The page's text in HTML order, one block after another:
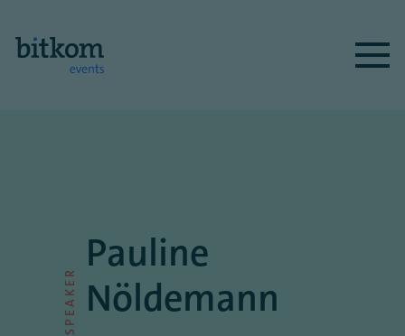
SPEAKER
Pauline
Nöldemann